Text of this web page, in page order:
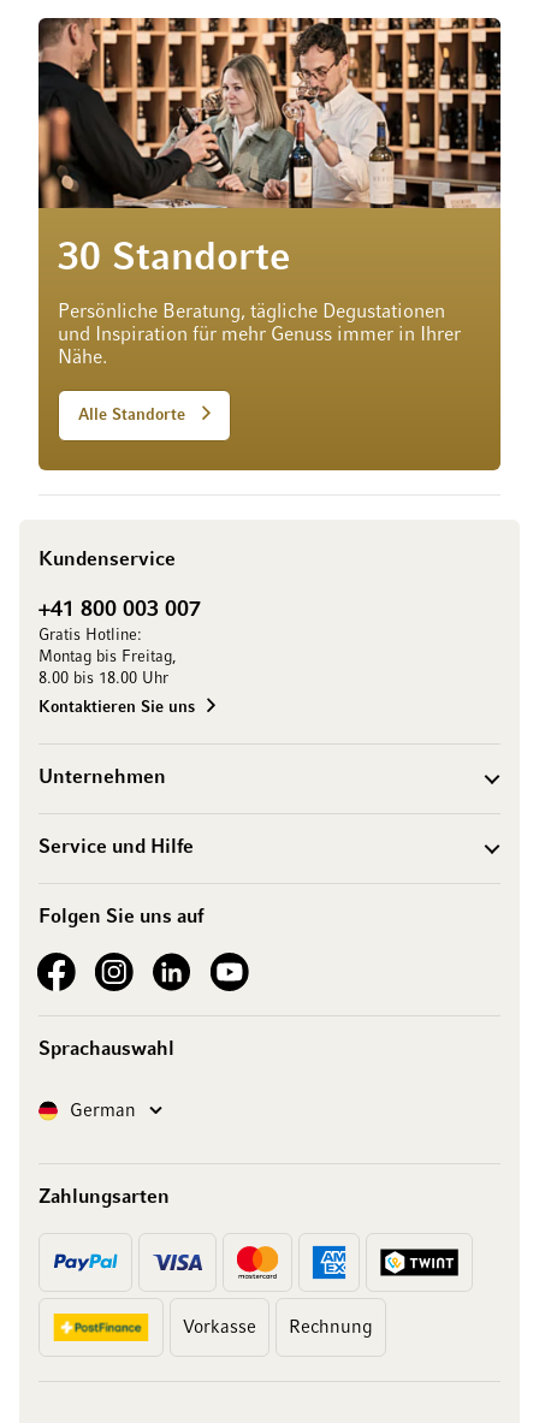
30 Standorte
Persönliche Beratung, tägliche Degustationen
und Inspiration für mehr Genuss immer in Ihrer
Nähe.
Alle Standorte
Kundenservice
+41 800 003 007
Gratis Hotline:
Montag bis Freitag,
8.00 bis 18.00 Uhr
Kontaktieren Sie uns
Unternehmen
Service und Hilfe
Folgen Sie uns auf
See our FacebookSee our Instagram account
See our LinkedInSee our YouTube channel
Sprachauswahl
SpracheGerman
Zahlungsarten
Vorkasse Rechnung